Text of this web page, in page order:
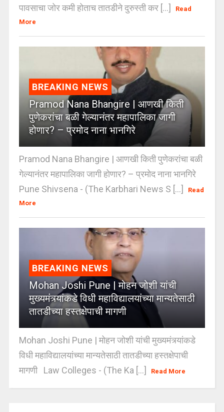
पावसाचा जोर कमी होताच तातडीने दुरुस्ती कर [...]
Read
More
BREAKING NEWS
Pramod Nana Bhangire | आणखी किती
पुणेकरांचा बळी गेल्यानंतर महापालिका जागी
होणार? – प्रमोद नाना भानगिरे
Pramod Nana Bhangire | आणखी किती पुणेकरांचा बळी
गेल्यानंतर महापालिका जागी होणार? – प्रमोद नाना भानगिरे
Pune Shivsena - (The Karbhari News S [...]
Read
More
BREAKING NEWS
Mohan Joshi Pune | मोहन जोशी यांची
मुख्यमंत्र्यांकडे विधी महाविद्यालयांच्या मान्यतेसाठी
तातडीच्या हस्तक्षेपाची मागणी
Mohan Joshi Pune | मोहन जोशी यांची मुख्यमंत्र्यांकडे
विधी महाविद्यालयांच्या मान्यतेसाठी तातडीच्या हस्तक्षेपाची
मागणी Law Colleges - (The Ka [...]
Read More